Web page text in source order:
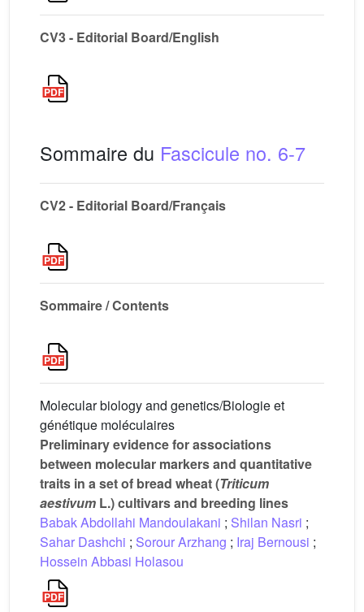
CV3 - Editorial Board/English
Sommaire du Fascicule no. 6-7
CV2 - Editorial Board/Français
Sommaire / Contents
Molecular biology and genetics/Biologie et
génétique moléculaires
Preliminary evidence for associations
between molecular markers and quantitative
traits in a set of bread wheat (Triticum
aestivum L.) cultivars and breeding lines
Babak Abdollahi Mandoulakani ; Shilan Nasri ;
Sahar Dashchi ; Sorour Arzhang ; Iraj Bernousi ;
Hossein Abbasi Holasou